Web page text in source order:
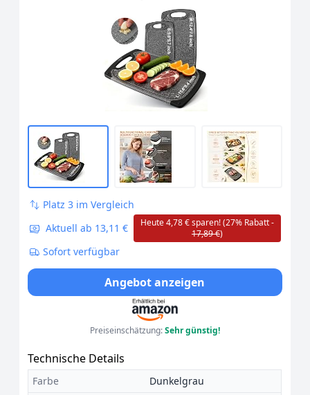
Platz 3 im Vergleich
Aktuell ab 13,11 €
Heute 4,78 € sparen! (27% Rabatt -
17,89 €)
Sofort verfügbar
Angebot anzeigen
Preiseinschätzung:Sehr günstig!
Technische Details
Farbe
Dunkelgrau